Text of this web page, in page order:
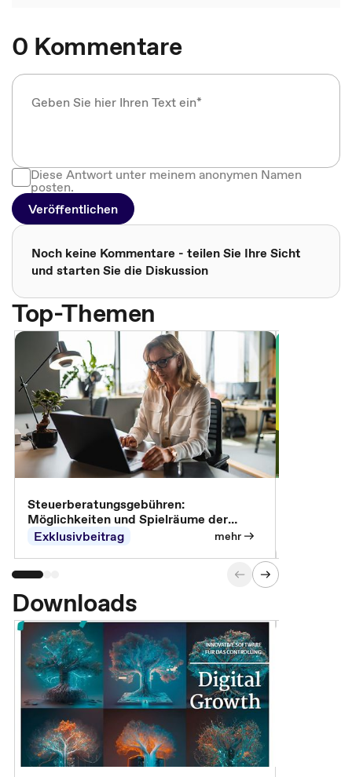
0 Kommentare
Diese Antwort unter meinem anonymen Namen
posten.
Veröffentlichen
Noch keine Kommentare - teilen Sie Ihre Sicht
und starten Sie die Diskussion
Top-Themen
Steuerberatungsgebühren:
Möglichkeiten und Spielräume der
Abrechnung
Exklusivbeitrag mehr
Downloads